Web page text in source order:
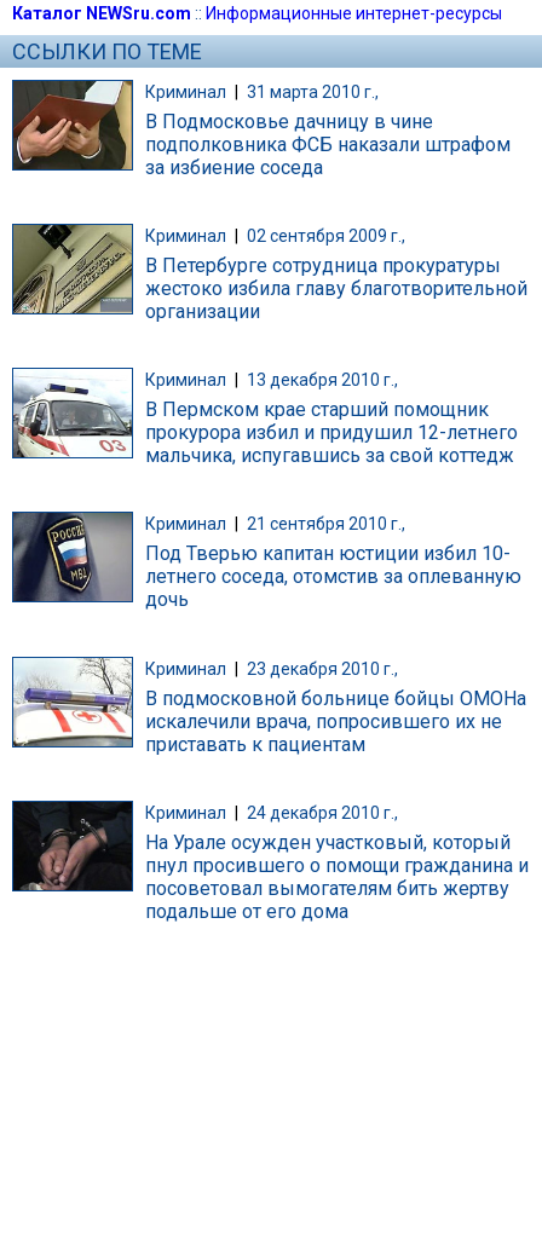
Каталог NEWSru.com :: Информационные интернет-ресурсы
ССЫЛКИ ПО ТЕМЕ
Криминал | 31 марта 2010 г.,
В Подмосковье дачницу в чине
подполковника ФСБ наказали штрафом
за избиение соседа
Криминал 02 сентября 2009 г.,
В Петербурге сотрудница прокуратуры
жестоко избила главу благотворительной
организации
Криминал 13 декабря 2010 г.,
В Пермском крае старший помощник
прокурора избил и придушил 12-летнего
мальчика, испугавшись за свой коттедж
Криминал 21 сентября 2010 г.,
Под Тверью капитан юстиции избил 10-
летнего соседа, отомстив за оплеванную
дочь
Криминал | 23 декабря 2010 г.,
В подмосковной больнице бойцы ОМОНа
искалечили врача, попросившего их не
приставать к пациентам
Криминал 24 декабря 2010 г.,
На Урале осужден участковый, который
пнул просившего о помощи гражданина и
посоветовал вымогателям бить жертву
подальше от его дома